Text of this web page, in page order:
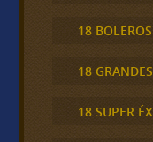
18
18
18 SUPER